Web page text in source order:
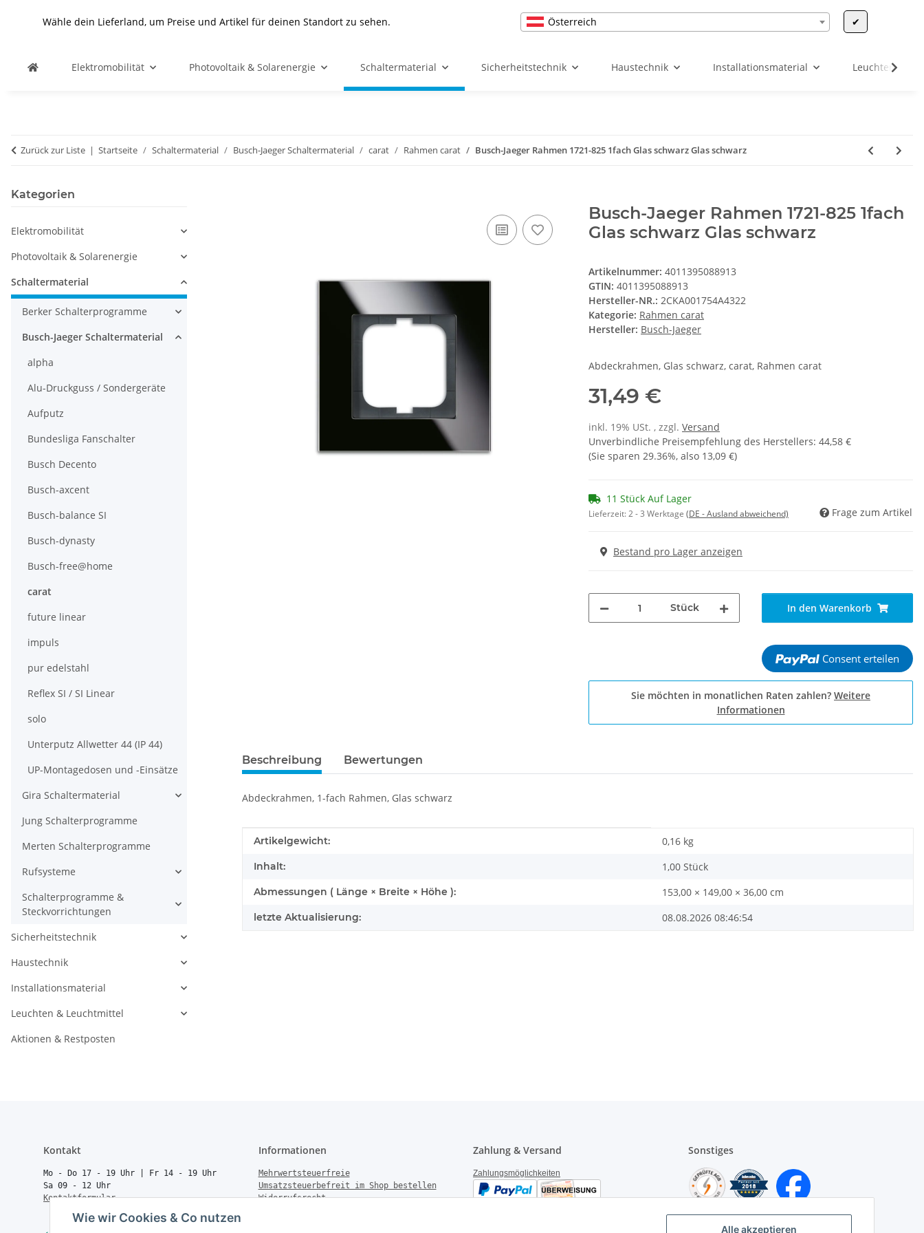
Alle akzeptieren
Wie wir Cookies & Co nutzen
Wähle dein Lieferland, um Preise und Artikel für deinen Standort zu sehen. Österreich ✔
Elektromobilität Photovoltaik & Solarenergie Schaltermaterial Sicherheitstechnik Haustechnik Installationsmaterial Leuchten &
Zurück zur Liste Startseite Schaltermaterial Busch-Jaeger Schaltermaterial carat Rahmen carat Busch-Jaeger Rahmen 1721-825 1fach Glas schwarz Glas schwarz
Busch-Jaeger Rahmen 1721-825 1fach
Glas schwarz Glas schwarz
Artikelnummer: 4011395088913
GTIN: 4011395088913
Hersteller-NR.: 2CKA001754A4322
Kategorie: Rahmen carat
Hersteller: Busch-Jaeger
Abdeckrahmen, Glas schwarz, carat, Rahmen carat
31,49 €
inkl. 19% USt. , zzgl. Versand
Unverbindliche Preisempfehlung des Herstellers: 44,58 €
(Sie sparen 29.36%, also 13,09 €)
11 Stück Auf Lager
Lieferzeit:2 - 3 Werktage (DE - Ausland abweichend) Frage zum Artikel
Bestand pro Lager anzeigen
Stück In den Warenkorb
Consent erteilen
Sie möchten in monatlichen Raten zahlen? Weitere
Informationen
Beschreibung Bewertungen
Abdeckrahmen, 1-fach Rahmen, Glas schwarz
Produkteigenschaft
Wert
Artikelgewicht: 0,16 kg
Inhalt: 1,00 Stück
Abmessungen ( Länge × Breite × Höhe ): 153,00 × 149,00 × 36,00 cm
letzte Aktualisierung: 08.08.2026 08:46:54
Kategorien
Elektromobilität
Photovoltaik & Solarenergie
Schaltermaterial
Berker Schalterprogramme
Busch-Jaeger Schaltermaterial
alpha
Alu-Druckguss / Sondergeräte
Aufputz
Bundesliga Fanschalter
Busch Decento
Busch-axcent
Busch-balance SI
Busch-dynasty
Busch-free@home
carat
future linear
impuls
pur edelstahl
Reflex SI / SI Linear
solo
Unterputz Allwetter 44 (IP 44)
UP-Montagedosen und -Einsätze
Gira Schaltermaterial
Jung Schalterprogramme
Merten Schalterprogramme
Rufsysteme
Schalterprogramme &
Steckvorrichtungen
Sicherheitstechnik
Haustechnik
Installationsmaterial
Leuchten & Leuchtmittel
Aktionen & Restposten
Kontakt
Mo - Do 17 - 19 Uhr | Fr 14 - 19 Uhr
Sa 09 - 12 Uhr
Kontaktformular
Informationen
Mehrwertsteuerfreie
Umsatzsteuerbefreit im Shop bestellen
Widerrufsrecht
Zahlung & Versand
Zahlungsmöglichkeiten
Sonstiges